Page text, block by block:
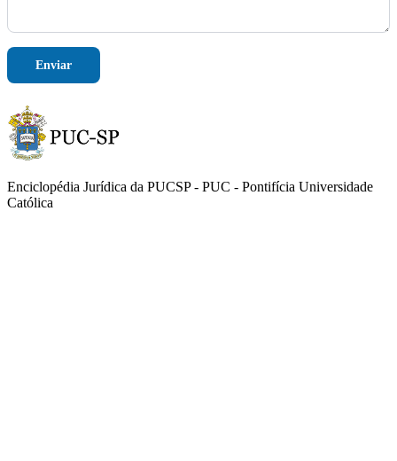
Enviar
Enciclopédia Jurídica da PUCSP - PUC - Pontifícia Universidade
Católica